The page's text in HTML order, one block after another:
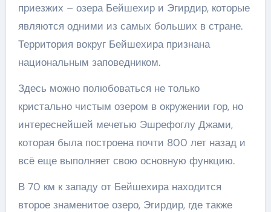
приезжих – озера Бейшехир и Эгирдир, которые
являются одними из самых больших в стране.
Территория вокруг Бейшехира признана
национальным заповедником.
Здесь можно полюбоваться не только
кристально чистым озером в окружении гор, но
интереснейшей мечетью Эшрефоглу Джами,
которая была построена почти 800 лет назад и
всё еще выполняет свою основную функцию.
В 70 км к западу от Бейшехира находится
второе знаменитое озеро, Эгирдир, где также